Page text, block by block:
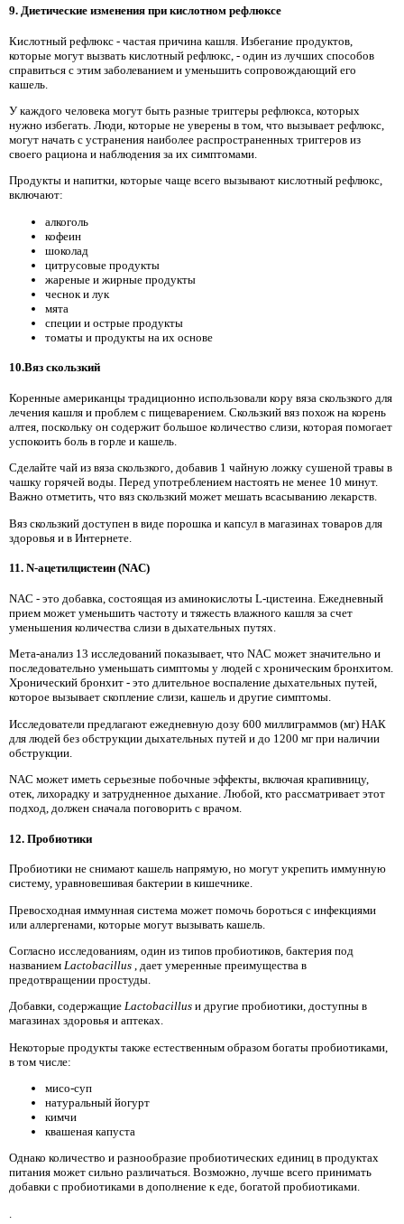
9. Диетические изменения при кислотном рефлюксе
Кислотный рефлюкс - частая причина кашля. Избегание продуктов,
которые могут вызвать кислотный рефлюкс, - один из лучших способов
справиться с этим заболеванием и уменьшить сопровождающий его
кашель.
У каждого человека могут быть разные триггеры рефлюкса, которых
нужно избегать. Люди, которые не уверены в том, что вызывает рефлюкс,
могут начать с устранения наиболее распространенных триггеров из
своего рациона и наблюдения за их симптомами.
Продукты и напитки, которые чаще всего вызывают кислотный рефлюкс,
включают:
алкоголь
кофеин
шоколад
цитрусовые продукты
жареные и жирные продукты
чеснок и лук
мята
специи и острые продукты
томаты и продукты на их основе
10.Вяз скользкий
Коренные американцы традиционно использовали кору вяза скользкого для
лечения кашля и проблем с пищеварением. Скользкий вяз похож на корень
алтея, поскольку он содержит большое количество слизи, которая помогает
успокоить боль в горле и кашель.
Сделайте чай из вяза скользкого, добавив 1 чайную ложку сушеной травы в
чашку горячей воды. Перед употреблением настоять не менее 10 минут.
Важно отметить, что вяз скользкий может мешать всасыванию лекарств.
Вяз скользкий доступен в виде порошка и капсул в магазинах товаров для
здоровья и в Интернете.
11. N-ацетилцистеин (NAC)
NAC - это добавка, состоящая из аминокислоты L-цистеина. Ежедневный
прием может уменьшить частоту и тяжесть влажного кашля за счет
уменьшения количества слизи в дыхательных путях.
Мета-анализ 13 исследований показывает, что NAC может значительно и
последовательно уменьшать симптомы у людей с хроническим бронхитом.
Хронический бронхит - это длительное воспаление дыхательных путей,
которое вызывает скопление слизи, кашель и другие симптомы.
Исследователи предлагают ежедневную дозу 600 миллиграммов (мг) НАК
для людей без обструкции дыхательных путей и до 1200 мг при наличии
обструкции.
NAC может иметь серьезные побочные эффекты, включая крапивницу,
отек, лихорадку и затрудненное дыхание. Любой, кто рассматривает этот
подход, должен сначала поговорить с врачом.
12. Пробиотики
Пробиотики не снимают кашель напрямую, но могут укрепить иммунную
систему, уравновешивая бактерии в кишечнике.
Превосходная иммунная система может помочь бороться с инфекциями
или аллергенами, которые могут вызывать кашель.
Согласно исследованиям, один из типов пробиотиков, бактерия под
названием Lactobacillus , дает умеренные преимущества в
предотвращении простуды.
Добавки, содержащие Lactobacillus и другие пробиотики, доступны в
магазинах здоровья и аптеках.
Некоторые продукты также естественным образом богаты пробиотиками,
в том числе:
мисо-суп
натуральный йогурт
кимчи
квашеная капуста
Однако количество и разнообразие пробиотических единиц в продуктах
питания может сильно различаться. Возможно, лучше всего принимать
добавки с пробиотиками в дополнение к еде, богатой пробиотиками.